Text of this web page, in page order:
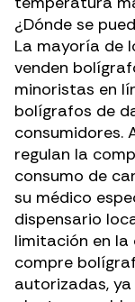
¿Dónde se
La mayoría de
venden
minoristas en
bolígrafos de
consumidores.
regulan la
consumo de
su médico
dispensario
limitación en
compre
autorizadas,